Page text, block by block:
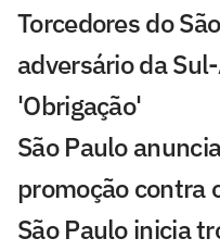
Torcedores do
adversário da
'Obrigação'
São Paulo
promoção contra
São Paulo inicia